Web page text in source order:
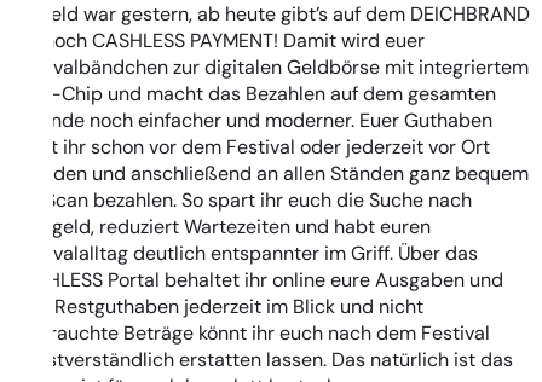
Bargeld war gestern, ab heute gibt’s auf dem DEICHBRAND
nur noch CASHLESS PAYMENT! Damit wird euer
Festivalbändchen zur digitalen Geldbörse mit integriertem
RFID-Chip und macht das Bezahlen auf dem gesamten
Gelände noch einfacher und moderner. Euer Guthaben
könnt ihr schon vor dem Festival oder jederzeit vor Ort
aufladen und anschließend an allen Ständen ganz bequem
per Scan bezahlen. So spart ihr euch die Suche nach
Kleingeld, reduziert Wartezeiten und habt euren
Festivalalltag deutlich entspannter im Griff. Über das
CASHLESS Portal behaltet ihr online eure Ausgaben und
euer Restguthaben jederzeit im Blick und nicht
verbrauchte Beträge könnt ihr euch nach dem Festival
selbstverständlich erstatten lassen. Das natürlich ist das